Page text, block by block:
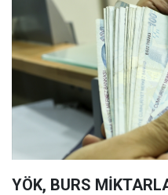
YÖK, BURS